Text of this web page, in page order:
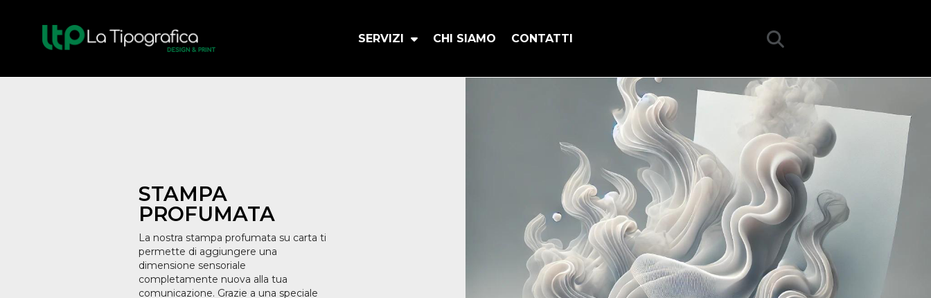
SERVIZI CHI SIAMO CONTATTI
STAMPA
PROFUMATA
La nostra stampa profumata su carta ti
permette di aggiungere una
dimensione sensoriale
completamente nuova alla tua
comunicazione. Grazie a una speciale